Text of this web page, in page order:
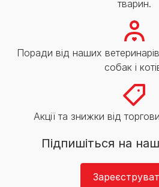
тварин.
Поради від наших ветеринарів
собак і
Акції та знижки від
Підпишіться на